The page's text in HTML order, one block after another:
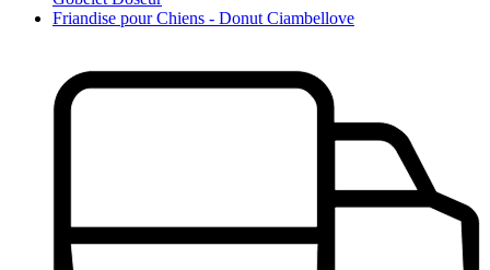
Friandise pour Chiens - Donut Ciambellove